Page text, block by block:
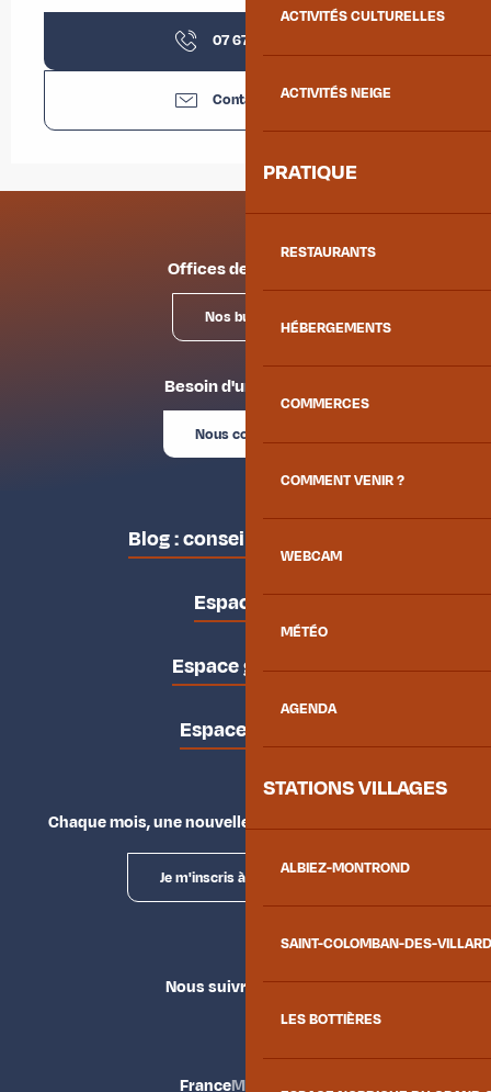
ACTIVITÉS CULTURELLES
ACTIVITÉS NEIGE
PRATIQUE
RESTAURANTS
HÉBERGEMENTS
COMMERCES
COMMENT VENIR ?
WEBCAM
MÉTÉO
AGENDA
STATIONS VILLAGES
ALBIEZ-MONTROND
SAINT-COLOMBAN-DES-
LES BOTTIÈRES
07 67 29 83
Contactez-nous
Offices de tourisme
Nos bureaux
Besoin d'un conseil ?
Nous contacter
Blog : conseils des locaux
Espace pro
Espace groupes
Espace presse
Chaque mois, une nouvelle façon d'explorer la vallée.
Je m'inscris à la newsletter
Nous suivre
FranceMaurienne